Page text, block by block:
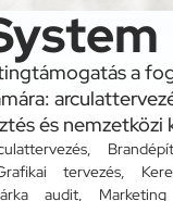
a
és nemzetközi
tervezés
audit